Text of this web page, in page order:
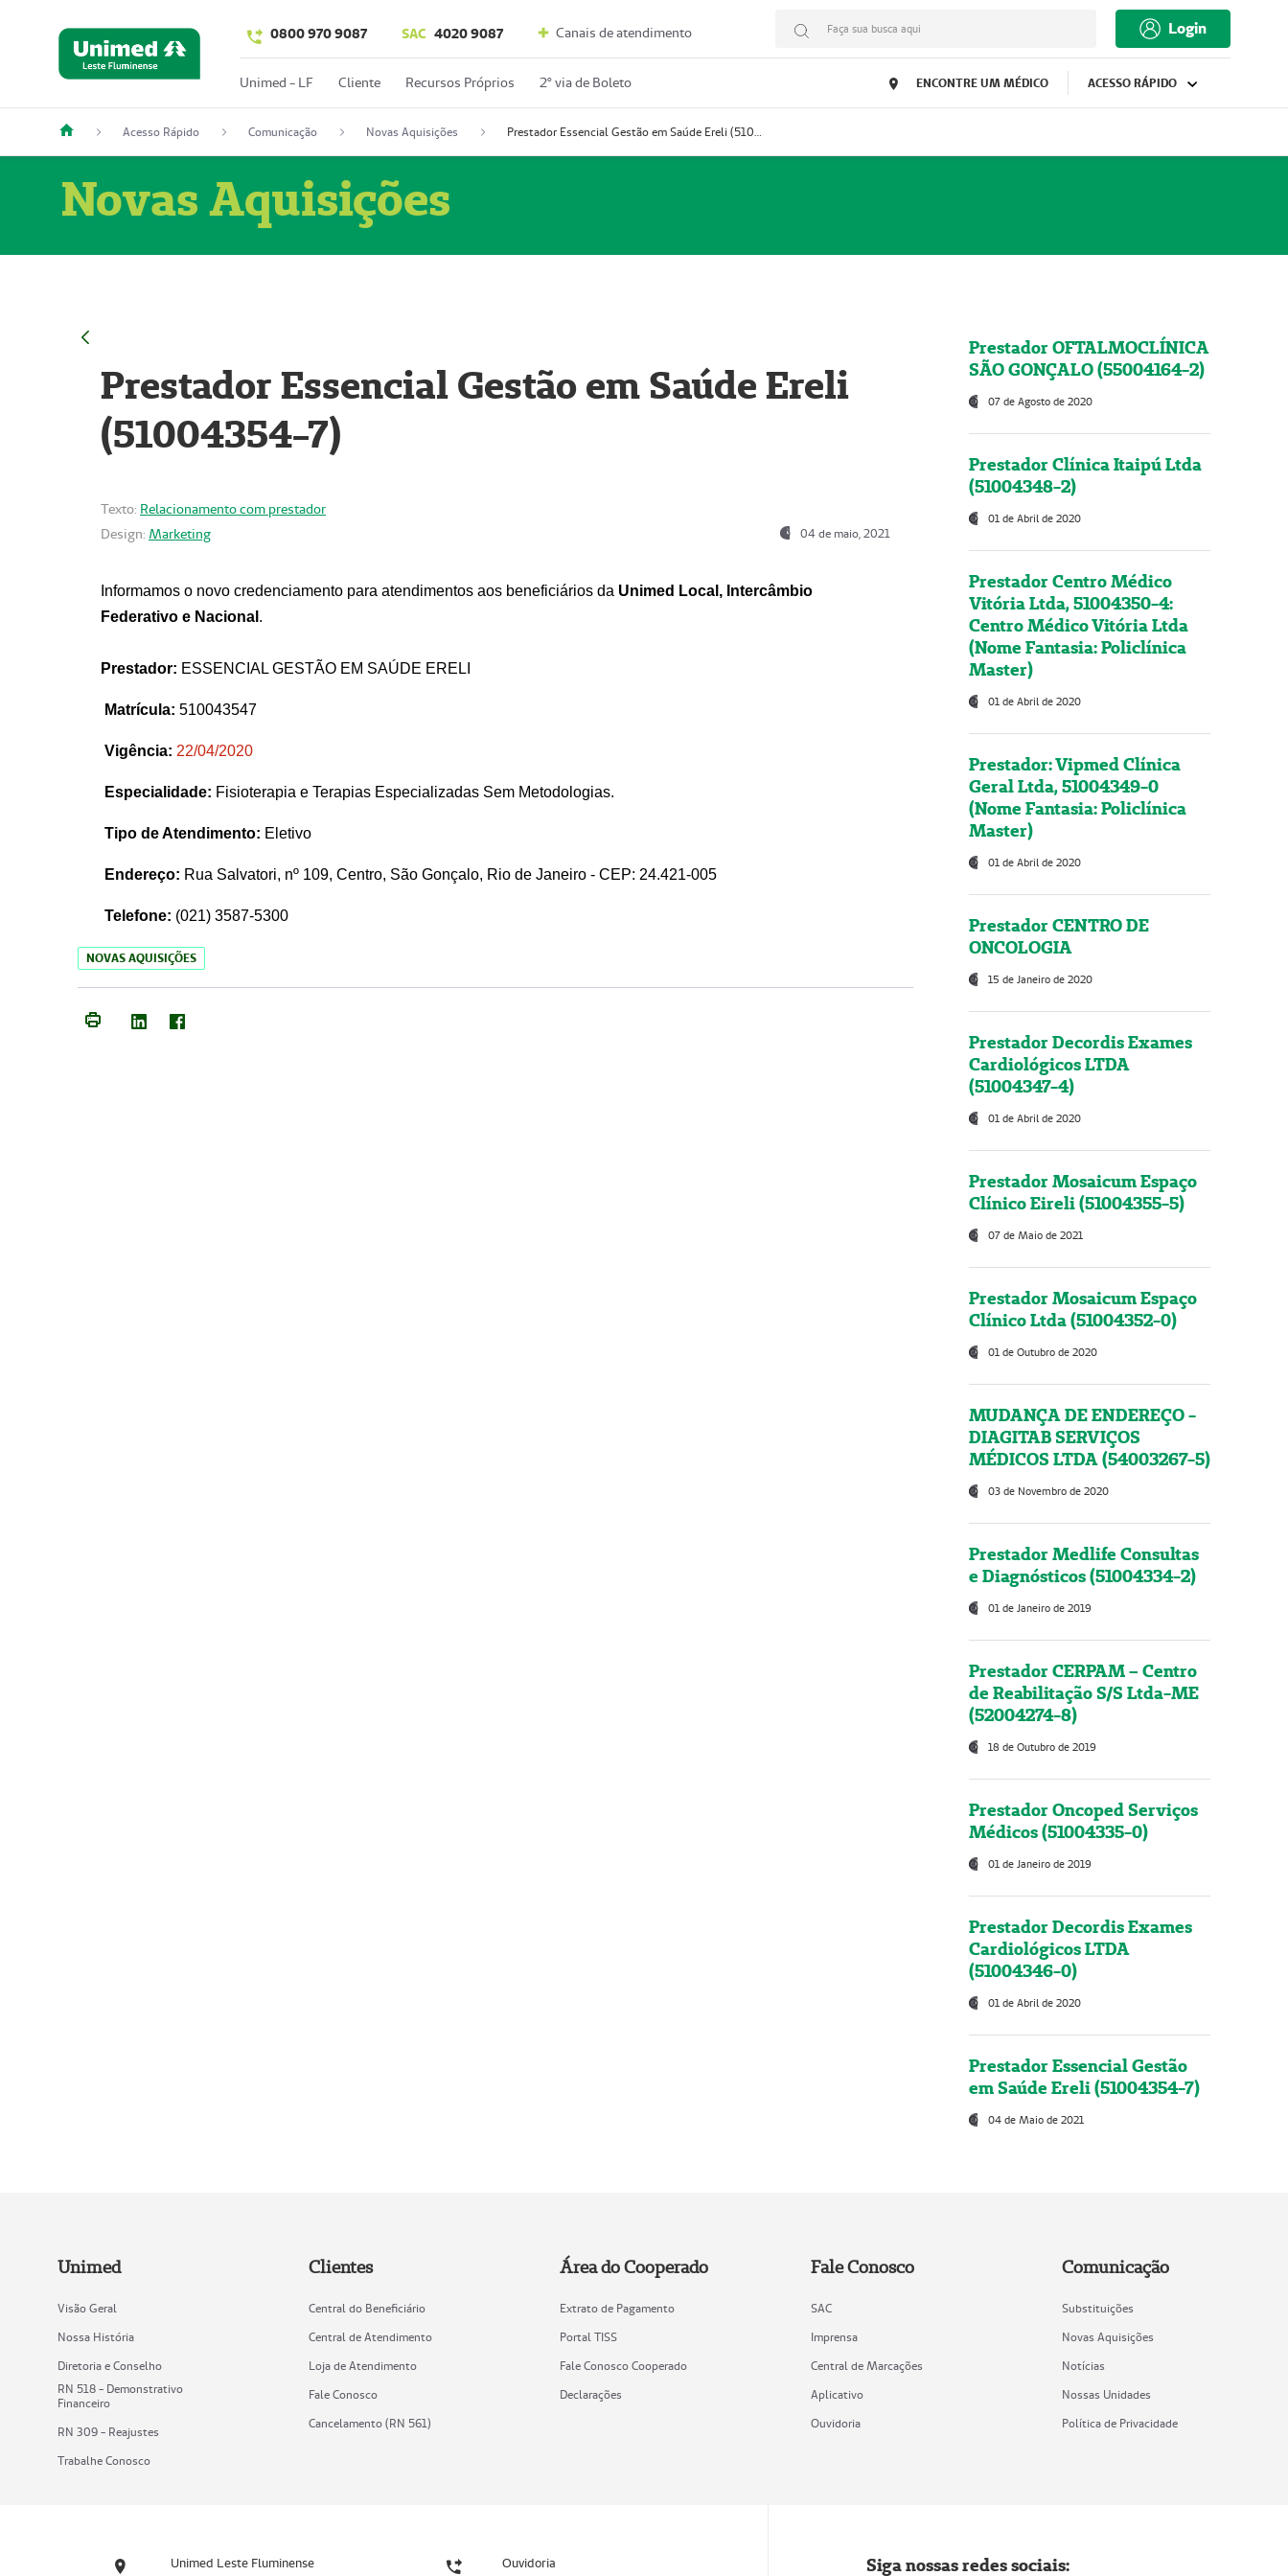
0800 970 9087 SAC 4020 9087 Canais de atendimento Faça sua busca aqui Login
Unimed - LF Cliente Recursos Próprios 2º via de Boleto ENCONTRE UM MÉDICO ACESSO RÁPIDO
Acesso Rápido Comunicação Novas Aquisições Prestador Essencial Gestão em Saúde Ereli (51004354-7)
Novas Aquisições
Prestador Essencial Gestão em Saúde Ereli
(51004354-7)
Texto: Relacionamento com prestador
Design: Marketing 04 de maio, 2021
Informamos o novo credenciamento para atendimentos aos beneficiários da Unimed Local, Intercâmbio
Federativo e Nacional .
Prestador: ESSENCIAL GESTÃO EM SAÚDE ERELI
Matrícula: 510043547
Vigência: 22/04/2020
Especialidade: Fisioterapia e Terapias Especializadas Sem Metodologias.
Tipo de Atendimento: Eletivo
Endereço: Rua Salvatori, nº 109, Centro, São Gonçalo, Rio de Janeiro - CEP: 24.421-005
Telefone: (021) 3587-5300
NOVAS AQUISIÇÕES
Prestador OFTALMOCLÍNICA
SÃO GONÇALO (55004164-2)
07 de Agosto de 2020
Prestador Clínica Itaipú Ltda
(51004348-2)
01 de Abril de 2020
Prestador Centro Médico
Vitória Ltda, 51004350-4:
Centro Médico Vitória Ltda
(Nome Fantasia: Policlínica
Master)
01 de Abril de 2020
Prestador: Vipmed Clínica
Geral Ltda, 51004349-0
(Nome Fantasia: Policlínica
Master)
01 de Abril de 2020
Prestador CENTRO DE
ONCOLOGIA
15 de Janeiro de 2020
Prestador Decordis Exames
Cardiológicos LTDA
(51004347-4)
01 de Abril de 2020
Prestador Mosaicum Espaço
Clínico Eireli (51004355-5)
07 de Maio de 2021
Prestador Mosaicum Espaço
Clínico Ltda (51004352-0)
01 de Outubro de 2020
MUDANÇA DE ENDEREÇO -
DIAGITAB SERVIÇOS
MÉDICOS LTDA (54003267-5)
03 de Novembro de 2020
Prestador Medlife Consultas
e Diagnósticos (51004334-2)
01 de Janeiro de 2019
Prestador CERPAM – Centro
de Reabilitação S/S Ltda-ME
(52004274-8)
18 de Outubro de 2019
Prestador Oncoped Serviços
Médicos (51004335-0)
01 de Janeiro de 2019
Prestador Decordis Exames
Cardiológicos LTDA
(51004346-0)
01 de Abril de 2020
Prestador Essencial Gestão
em Saúde Ereli (51004354-7)
04 de Maio de 2021
Unimed
Visão Geral
Nossa História
Diretoria e Conselho
RN 518 - Demonstrativo
Financeiro
RN 309 - Reajustes
Trabalhe Conosco
Clientes
Central do Beneficiário
Central de Atendimento
Loja de Atendimento
Fale Conosco
Cancelamento (RN 561)
Área do Cooperado
Extrato de Pagamento
Portal TISS
Fale Conosco Cooperado
Declarações
Fale Conosco
SAC
Imprensa
Central de Marcações
Aplicativo
Ouvidoria
Comunicação
Substituições
Novas Aquisições
Notícias
Nossas Unidades
Política de Privacidade
Unimed Leste Fluminense Ouvidoria Siga nossas redes sociais: